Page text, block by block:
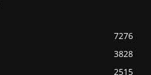
7276
3828
2515